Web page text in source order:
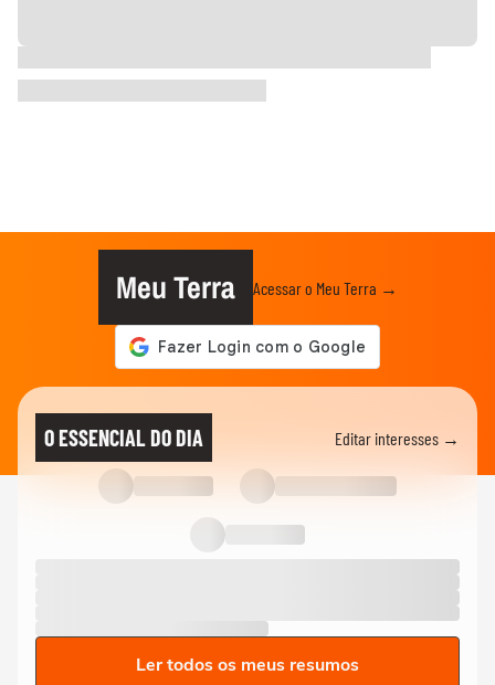
Meu Terra Acessar o Meu Terra →
O ESSENCIAL DO DIA Editar interesses →
Ler todos os meus resumos